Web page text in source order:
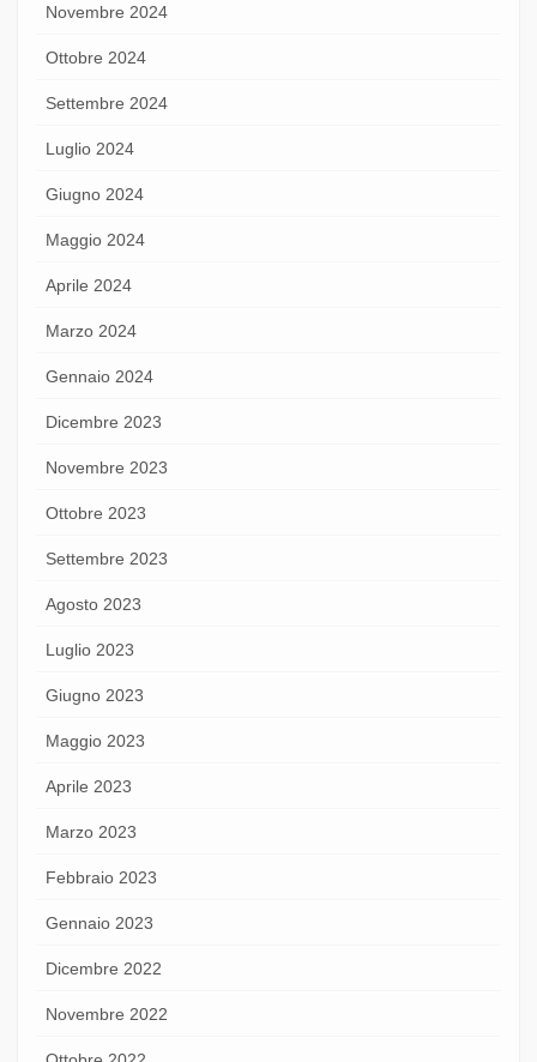
Novembre 2024
Ottobre 2024
Settembre 2024
Luglio 2024
Giugno 2024
Maggio 2024
Aprile 2024
Marzo 2024
Gennaio 2024
Dicembre 2023
Novembre 2023
Ottobre 2023
Settembre 2023
Agosto 2023
Luglio 2023
Giugno 2023
Maggio 2023
Aprile 2023
Marzo 2023
Febbraio 2023
Gennaio 2023
Dicembre 2022
Novembre 2022